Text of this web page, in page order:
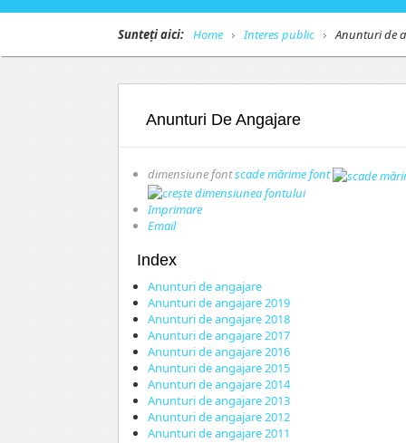
Sunteți aici: Home Interes public Anunturi de
Anunturi De Angajare
dimensiune fontscade mărime font
Imprimare
Email
Index
Anunturi de angajare
Anunturi de angajare 2019
Anunturi de angajare 2018
Anunturi de angajare 2017
Anunturi de angajare 2016
Anunturi de angajare 2015
Anunturi de angajare 2014
Anunturi de angajare 2013
Anunturi de angajare 2012
Anunturi de angajare 2011